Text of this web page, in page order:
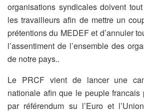
organisations syndicales doivent
les travailleurs afin de mettre un
prétentions du MEDEF et d’annuler
l’assentiment de l’ensemble des
de notre pays..
Le PRCF vient de lancer une
nationale afin que le peuple francais
par référendum su l’Euro et